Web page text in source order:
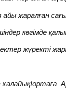
халайық!ортаға